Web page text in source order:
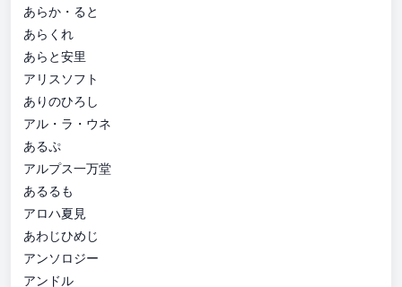
あらか・ると
あらくれ
あらと安里
アリスソフト
ありのひろし
アル・ラ・ウネ
あるぷ
アルプス一万堂
あるるも
アロハ夏見
あわじひめじ
アンソロジー
アンドル